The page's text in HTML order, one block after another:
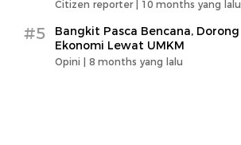
Citizen reporter | 10 months yang lalu
#5
Bangkit Pasca Bencana, Dorong
Ekonomi Lewat UMKM
Opini | 8 months yang lalu